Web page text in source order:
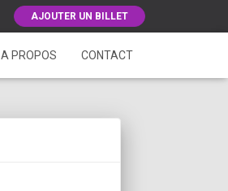
AJOUTER UN BILLET
A PROPOS CONTACT